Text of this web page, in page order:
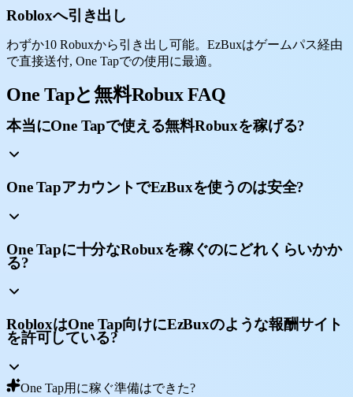
Robloxへ引き出し
わずか10 Robuxから引き出し可能。EzBuxはゲームパス経由
で直接送付, One Tapでの使用に最適。
One Tapと無料Robux FAQ
本当にOne Tapで使える無料Robuxを稼げる?
One TapアカウントでEzBuxを使うのは安全?
One Tapに十分なRobuxを稼ぐのにどれくらいかか
る?
RobloxはOne Tap向けにEzBuxのような報酬サイト
を許可している?
One Tap用に稼ぐ準備はできた?